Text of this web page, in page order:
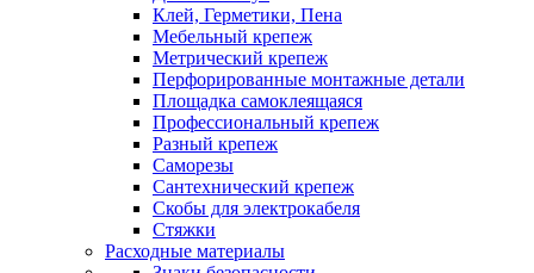
Клей, Герметики, Пена
Мебельный крепеж
Метрический крепеж
Перфорированные монтажные детали
Площадка самоклеящаяся
Профессиональный крепеж
Разный крепеж
Саморезы
Сантехнический крепеж
Скобы для электрокабеля
Стяжки
Расходные материалы